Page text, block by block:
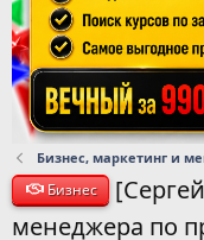
Бизнес, маркетинг и
Бизнес
менеджера по